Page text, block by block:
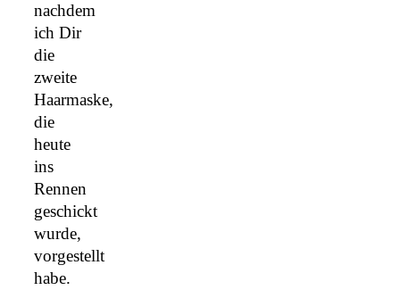
nachdem
ich Dir
die
zweite
Haarmaske,
die
heute
ins
Rennen
geschickt
wurde,
vorgestellt
habe.